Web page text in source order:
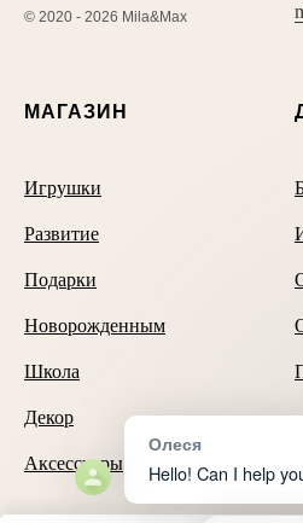
© 2020 - 2026 Mila&Max
МАГАЗИН
Игрушки
Развитие
Подарки
Новорожденным
Школа
Декор
Аксессуары
Олеся
Hello! Can I help